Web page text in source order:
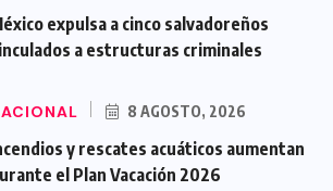
expulsa a cinco salvadoreños
a estructuras criminales
8 AGOSTO, 2026
y rescates acuáticos aumentan
el Plan Vacación 2026